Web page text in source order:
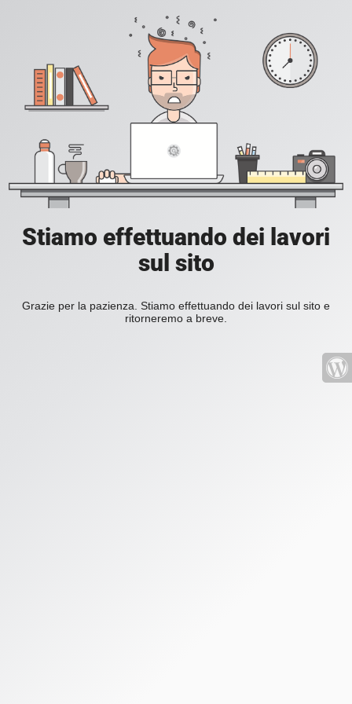
Stiamo effettuando dei lavori
sul sito
Grazie per la pazienza. Stiamo effettuando dei lavori sul sito e
ritorneremo a breve.